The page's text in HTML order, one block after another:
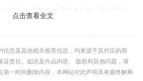
、Z三个方向上各测试2小时，测试后执
器带锁紧机构。对于船用或车载应用，
，通过更高等级的震动测试。实际应用
点击查看全文
信息及其他相关推荐信息，均来源于其对应的商
证责任。如涉及作品内容、 版权和其他问题，请
第一时间删除内容，本网站对此声明具有最终解释